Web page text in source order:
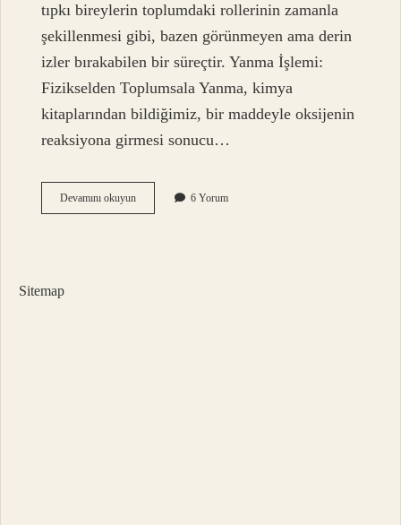
tıpkı bireylerin toplumdaki rollerinin zamanla
şekillenmesi gibi, bazen görünmeyen ama derin
izler bırakabilen bir süreçtir. Yanma İşlemi:
Fizikselden Toplumsala Yanma, kimya
kitaplarından bildiğimiz, bir maddeyle oksijenin
reaksiyona girmesi sonucu…
Devamını okuyunYanma
işlemi
6 Yorum
Sitemap